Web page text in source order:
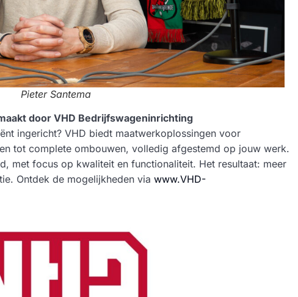
Pieter Santema
door VHD Bedrijfswageninrichting
ingericht? VHD biedt maatwerkoplossingen voor
tot complete ombouwen, volledig afgestemd op jouw werk.
met focus op kwaliteit en functionaliteit. Het resultaat: meer
Ontdek de mogelijkheden via www.VHD-